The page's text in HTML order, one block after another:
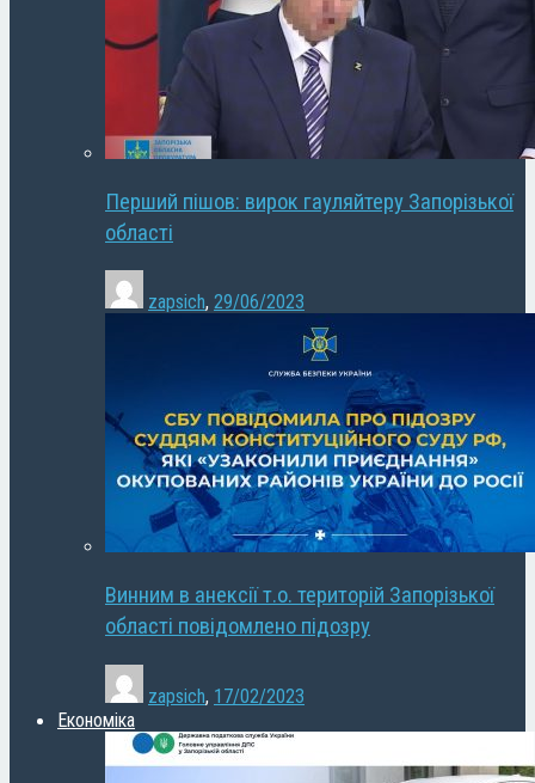
Перший пішов: вирок гауляйтеру Запорізької
області
zapsich, 29/06/2023
Винним в анексії т.о. територій Запорізької
області повідомлено підозру
zapsich, 17/02/2023
Економіка